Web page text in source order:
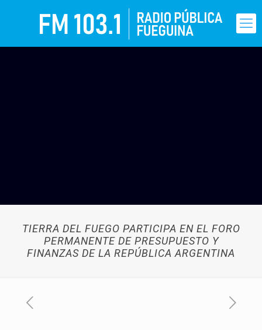
TIERRA DEL FUEGO PARTICIPA EN EL FORO
PERMANENTE DE PRESUPUESTO Y
FINANZAS DE LA REPÚBLICA ARGENTINA